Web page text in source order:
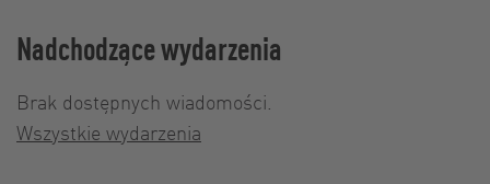
Nadchodzące wydarzenia
Brak dostępnych wiadomości.
Wszystkie wydarzenia